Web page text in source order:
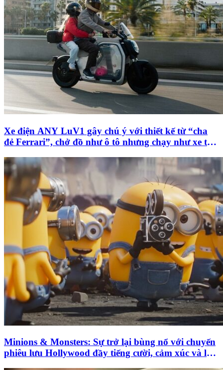
Xe điện ANY LuV1 gây chú ý với thiết kế từ “cha
đẻ Ferrari”, chở đồ như ô tô nhưng chạy như xe tay
Minions & Monsters: Sự trở lại bùng nổ với chuyến
phiêu lưu Hollywood đầy tiếng cười, cảm xúc và lời